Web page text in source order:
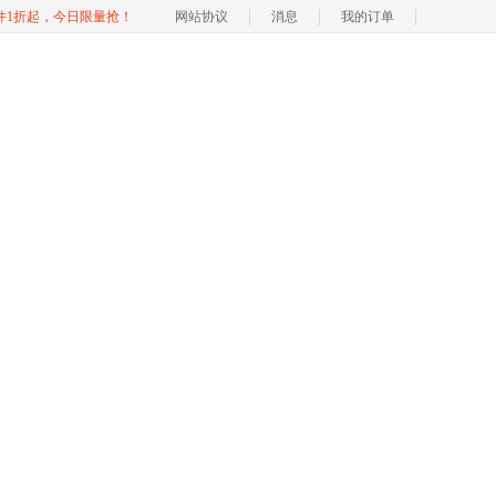
1折起，今日限量抢！ 网站协议 消息 我的订单